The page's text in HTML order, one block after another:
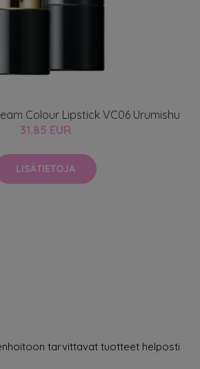
Colour Lipstick VC06 Urumishu
31.85 EUR
LISÄTIETOJA
tarvittavat tuotteet helposti